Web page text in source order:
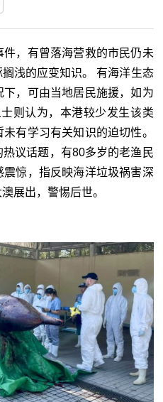
，有曾落海营救的市民仍未
浅的应变知识。 有海洋生态
，可由当地居民施援，如为
则认为，本港较少发生该类
有学习有关知识的迫切性。
议话题，有80多岁的老渔民
惊，指反映海洋垃圾祸害深
展出，警惕后世。